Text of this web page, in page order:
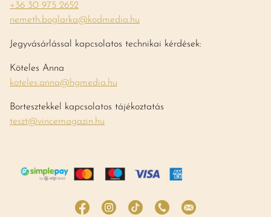
+36 30 975 2652
nemeth.boglarka@kodmedia.hu
Jegyvásárlással kapcsolatos technikai kérdések:
Köteles Anna
koteles.anna@hgmedia.hu
Bortesztekkel kapcsolatos tájékoztatás
teszt@vincemagazin.hu